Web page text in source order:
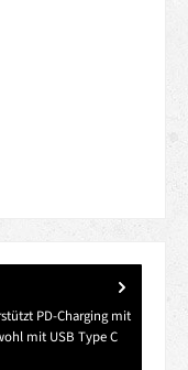
PD-Charging mit
mit USB Type C